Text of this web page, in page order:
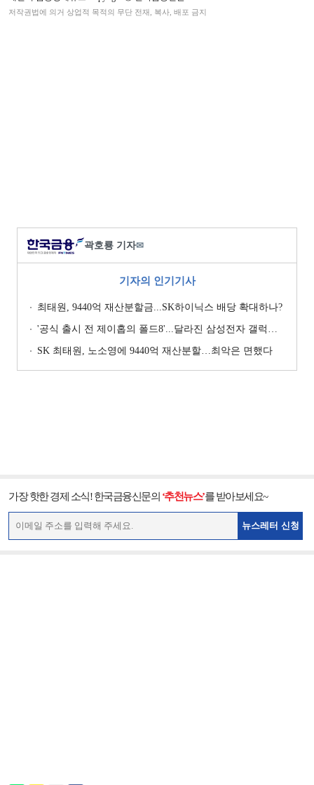
저작권법에 의거 상업적 목적의 무단 전재, 복사, 배포 금지
곽호룡 기자✉
기자의 인기기사
최태원, 9440억 재산분할금...SK하이닉스 배당 확대하나?
'공식 출시 전 제이홉의 폴드8'...달라진 삼성전자 갤럭시 마케팅?
SK 최태원, 노소영에 9440억 재산분할…최악은 면했다
가장 핫한 경제 소식! 한국금융신문의 ‘추천뉴스’를 받아보세요~
뉴스레터 신청